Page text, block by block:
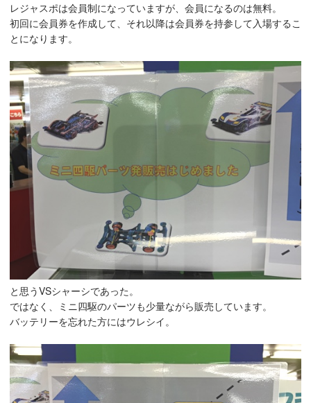
レジャスポは会員制になっていますが、会員になるのは無料。
初回に会員券を作成して、それ以降は会員券を持参して入場するこ
とになります。
と思うVSシャーシであった。
ではなく、ミニ四駆のパーツも少量ながら販売しています。
バッテリーを忘れた方にはウレシイ。